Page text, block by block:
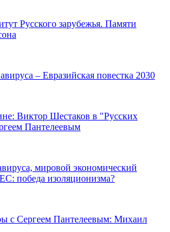
Русского зарубежья. Памяти
– Евразийская повестка 2030
Виктор Шестаков в "Русских
Пантелеевым
мировой экономический
победа изоляционизма?
с Сергеем Пантелеевым: Михаил